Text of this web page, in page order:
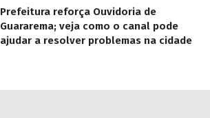
Prefeitura reforça Ouvidoria de
Guararema; veja como o canal pode
ajudar a resolver problemas na cidade